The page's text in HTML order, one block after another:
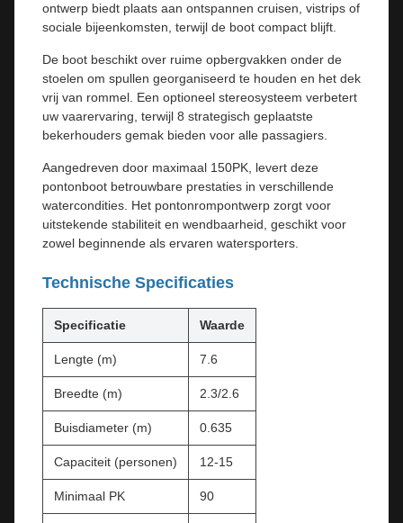
ontwerp biedt plaats aan ontspannen cruisen, vistrips of
sociale bijeenkomsten, terwijl de boot compact blijft.
De boot beschikt over ruime opbergvakken onder de
stoelen om spullen georganiseerd te houden en het dek
vrij van rommel. Een optioneel stereosysteem verbetert
uw vaarervaring, terwijl 8 strategisch geplaatste
bekerhouders gemak bieden voor alle passagiers.
Aangedreven door maximaal 150PK, levert deze
pontonboot betrouwbare prestaties in verschillende
watercondities. Het pontonrompontwerp zorgt voor
uitstekende stabiliteit en wendbaarheid, geschikt voor
zowel beginnende als ervaren watersporters.
Technische Specificaties
Specificatie Waarde
Lengte (m) 7.6
Breedte (m) 2.3/2.6
Buisdiameter (m) 0.635
Capaciteit (personen) 12-15
Minimaal PK 90